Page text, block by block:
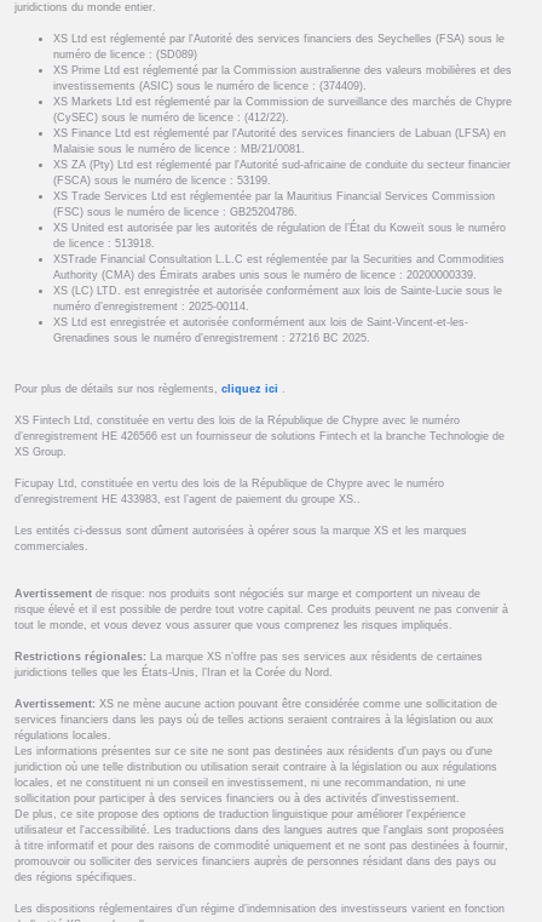
juridictions du monde entier.
XS Ltd est réglementé par l'Autorité des services financiers des Seychelles (FSA) sous le
numéro de licence : (SD089)
XS Prime Ltd est réglementé par la Commission australienne des valeurs mobilières et des
investissements (ASIC) sous le numéro de licence : (374409).
XS Markets Ltd est réglementé par la Commission de surveillance des marchés de Chypre
(CySEC) sous le numéro de licence : (412/22).
XS Finance Ltd est réglementé par l'Autorité des services financiers de Labuan (LFSA) en
Malaisie sous le numéro de licence : MB/21/0081.
XS ZA (Pty) Ltd est réglementé par l'Autorité sud-africaine de conduite du secteur financier
(FSCA) sous le numéro de licence : 53199.
XS Trade Services Ltd est réglementée par la Mauritius Financial Services Commission
(FSC) sous le numéro de licence : GB25204786.
XS United est autorisée par les autorités de régulation de l’État du Koweït sous le numéro
de licence : 513918.
XSTrade Financial Consultation L.L.C est réglementée par la Securities and Commodities
Authority (CMA) des Émirats arabes unis sous le numéro de licence : 20200000339.
XS (LC) LTD. est enregistrée et autorisée conformément aux lois de Sainte-Lucie sous le
numéro d’enregistrement : 2025-00114.
XS Ltd est enregistrée et autorisée conformément aux lois de Saint-Vincent-et-les-
Grenadines sous le numéro d’enregistrement : 27216 BC 2025.
Pour plus de détails sur nos règlements, cliquez ici .
XS Fintech Ltd, constituée en vertu des lois de la République de Chypre avec le numéro
d’enregistrement HE 426566 est un fournisseur de solutions Fintech et la branche Technologie de
XS Group.
Ficupay Ltd, constituée en vertu des lois de la République de Chypre avec le numéro
d’enregistrement HE 433983, est l’agent de paiement du groupe XS..
Les entités ci-dessus sont dûment autorisées à opérer sous la marque XS et les marques
commerciales.
Avertissement de risque: nos produits sont négociés sur marge et comportent un niveau de
risque élevé et il est possible de perdre tout votre capital. Ces produits peuvent ne pas convenir à
tout le monde, et vous devez vous assurer que vous comprenez les risques impliqués.
Restrictions régionales: La marque XS n’offre pas ses services aux résidents de certaines
juridictions telles que les États-Unis, l’Iran et la Corée du Nord.
Avertissement: XS ne mène aucune action pouvant être considérée comme une sollicitation de
services financiers dans les pays où de telles actions seraient contraires à la législation ou aux
régulations locales.
Les informations présentes sur ce site ne sont pas destinées aux résidents d'un pays ou d'une
juridiction où une telle distribution ou utilisation serait contraire à la législation ou aux régulations
locales, et ne constituent ni un conseil en investissement, ni une recommandation, ni une
sollicitation pour participer à des services financiers ou à des activités d'investissement.
De plus, ce site propose des options de traduction linguistique pour améliorer l'expérience
utilisateur et l'accessibilité. Les traductions dans des langues autres que l'anglais sont proposées
à titre informatif et pour des raisons de commodité uniquement et ne sont pas destinées à fournir,
promouvoir ou solliciter des services financiers auprès de personnes résidant dans des pays ou
des régions spécifiques.
Les dispositions réglementaires d’un régime d’indemnisation des investisseurs varient en fonction